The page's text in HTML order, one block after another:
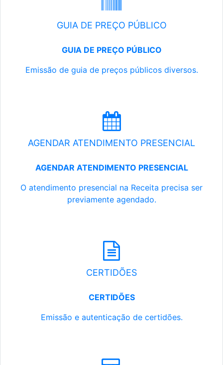
GUIA DE PREÇO PÚBLICO
GUIA DE PREÇO PÚBLICO
Emissão de guia de preços públicos diversos.
AGENDAR ATENDIMENTO PRESENCIAL
AGENDAR ATENDIMENTO PRESENCIAL
O atendimento presencial na Receita precisa ser
previamente agendado.
CERTIDÕES
CERTIDÕES
Emissão e autenticação de certidões.